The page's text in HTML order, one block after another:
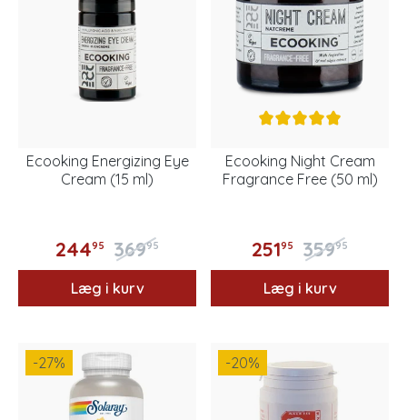
Ecooking Energizing Eye
Cream (15 ml)
24495 36995
Læg i kurv
Ecooking Night Cream
Fragrance Free (50 ml)
25195 35995
Læg i kurv
-27% -20%